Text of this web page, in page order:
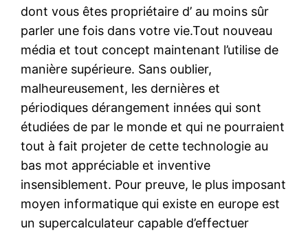
dont vous êtes propriétaire d’ au moins sûr
parler une fois dans votre vie.Tout nouveau
média et tout concept maintenant l’utilise de
manière supérieure. Sans oublier,
malheureusement, les dernières et
périodiques dérangement innées qui sont
étudiées de par le monde et qui ne pourraient
tout à fait projeter de cette technologie au
bas mot appréciable et inventive
insensiblement. Pour preuve, le plus imposant
moyen informatique qui existe en europe est
un supercalculateur capable d’effectuer